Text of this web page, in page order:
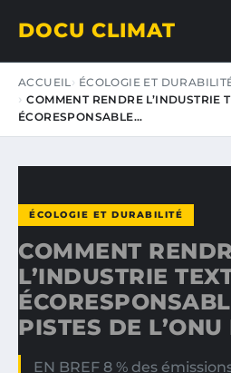
DOCU CLIMAT
ACCUEIL
ÉCOLOGIE ET
COMMENT RENDRE L’INDUSTRIE
ÉCORESPONSABLE…
ÉCOLOGIE ET DURABILITÉ
COMMENT
L’INDUSTRIE
PISTES DE
EN BREF 8 % des